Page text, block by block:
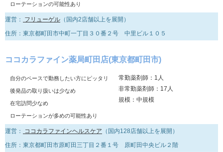
ローテーションの可能性あり
運営： フリューゲル （国内2店舗以上を展開）
住所：東京都町田市中町一丁目３０番２号 中里ビル１０５
ココカラファイン薬局町田店(東京都町田市)
自分のペースで勤務したい方にピッタリ
後発品の取り扱いは少なめ
在宅訪問少なめ
ローテーションが多めの可能性あり
常勤薬剤師：1人
非常勤薬剤師：17人
規模：中規模
運営： ココカラファインヘルスケア （国内128店舗以上を展開）
住所：東京都町田市原町田三丁目２番１号 原町田中央ビル２階